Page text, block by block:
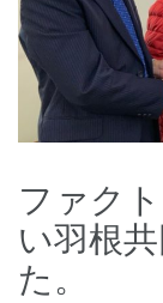
ファク
い羽根
た。